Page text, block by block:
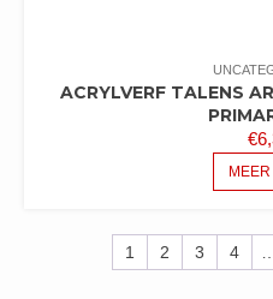
ACRYLVERF TALENS
€
1 2 3 4